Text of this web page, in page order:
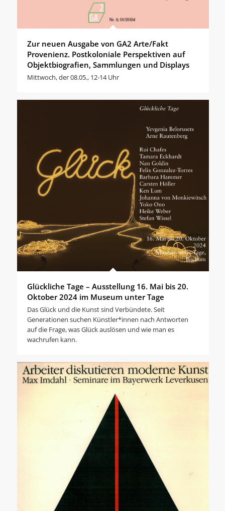
Zur neuen Ausgabe von GA2 Arte/Fakt
Provenienz. Postkoloniale Perspektiven auf
Objektbiografien, Sammlungen und Displays
Mittwoch, der 08.05., 12-14 Uhr
Glückliche Tage – Ausstellung 16. Mai bis 20.
Oktober 2024 im Museum unter Tage
Das Glück und die Kunst sind Verbündete. Seit
Generationen suchen Künstler*innen nach Antworten
auf die Frage, was Glück auslösen und wie man es
wachrufen kann.